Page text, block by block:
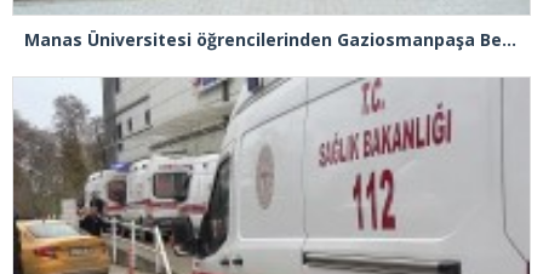
Manas Üniversitesi öğrencilerinden Gaziosmanpaşa Belediyesi’ne ziyaret